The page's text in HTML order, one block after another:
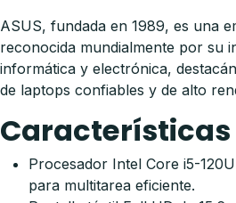
ASUS, fundada en 1989, es una
reconocida mundialmente por su
informática y electrónica,
de laptops confiables y de alto
Características
Procesador Intel Core i5-
para multitarea eficiente.